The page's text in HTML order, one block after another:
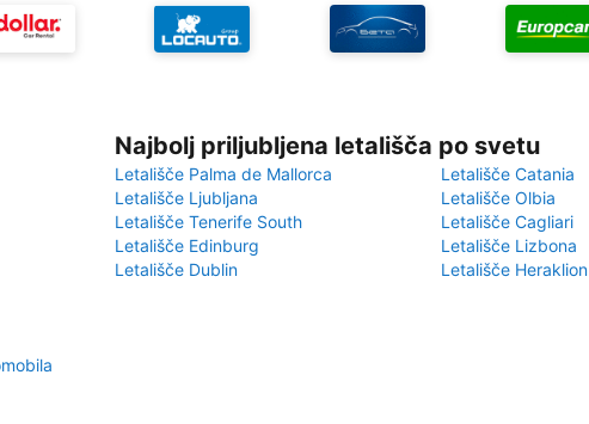
Najbolj priljubljena letališča po svetu
Letališče Palma de Mallorca
Letališče Catania
Letališče Ljubljana
Letališče Olbia
Letališče Tenerife South
Letališče Cagliari
Letališče Edinburg
Letališče Lizbona
Letališče Dublin
Letališče Heraklion